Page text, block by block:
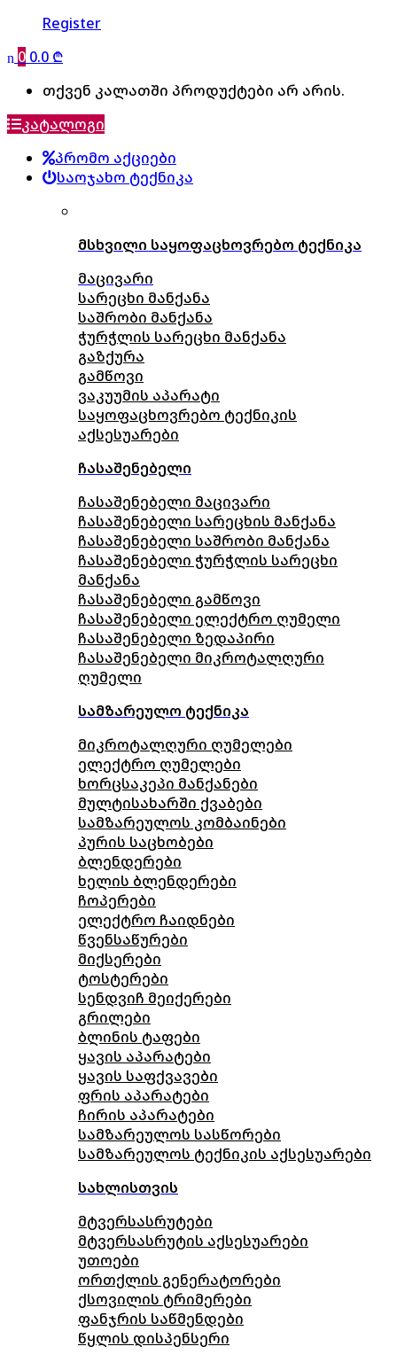
Register
0 0.0 ₾
თქვენ კალათში პროდუქტები არ არის.
კატალოგი
პრომო აქციები
საოჯახო ტექნიკა
მსხვილი საყოფაცხოვრებო ტექნიკა
მაცივარი
სარეცხი მანქანა
საშრობი მანქანა
ჭურჭლის სარეცხი მანქანა
გაზქურა
გამწოვი
ვაკუუმის აპარატი
საყოფაცხოვრებო ტექნიკის
აქსესუარები
ჩასაშენებელი
ჩასაშენებელი მაცივარი
ჩასაშენებელი სარეცხის მანქანა
ჩასაშენებელი საშრობი მანქანა
ჩასაშენებელი ჭურჭლის სარეცხი
მანქანა
ჩასაშენებელი გამწოვი
ჩასაშენებელი ელექტრო ღუმელი
ჩასაშენებელი ზედაპირი
ჩასაშენებელი მიკროტალღური
ღუმელი
სამზარეულო ტექნიკა
მიკროტალღური ღუმელები
ელექტრო ღუმელები
ხორცსაკეპი მანქანები
მულტისახარში ქვაბები
სამზარეულოს კომბაინები
პურის საცხობები
ბლენდერები
ხელის ბლენდერები
ჩოპერები
ელექტრო ჩაიდნები
წვენსაწურები
მიქსერები
ტოსტერები
სენდვიჩ მეიქერები
გრილები
ბლინის ტაფები
ყავის აპარატები
ყავის საფქვავები
ფრის აპარატები
ჩირის აპარატები
სამზარეულოს სასწორები
სამზარეულოს ტექნიკის აქსესუარები
სახლისთვის
მტვერსასრუტები
მტვერსასრუტის აქსესუარები
უთოები
ორთქლის გენერატორები
ქსოვილის ტრიმერები
ფანჯრის საწმენდები
წყლის დისპენსერი